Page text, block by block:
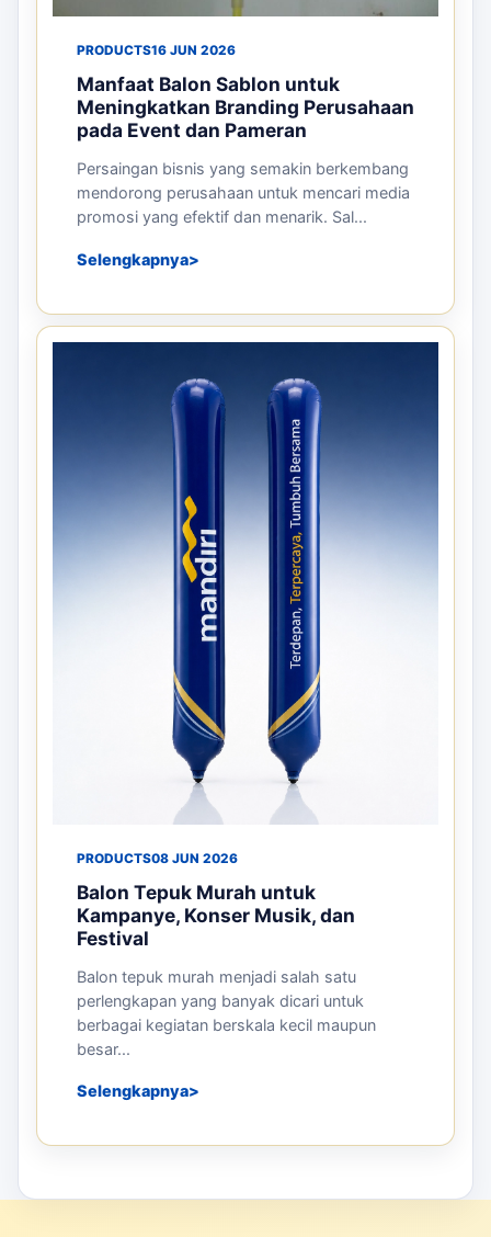
PRODUCTS16 JUN 2026
Manfaat Balon Sablon untuk
Meningkatkan Branding Perusahaan
pada Event dan Pameran
Persaingan bisnis yang semakin berkembang
mendorong perusahaan untuk mencari media
promosi yang efektif dan menarik. Sal...
Selengkapnya
PRODUCTS08 JUN 2026
Balon Tepuk Murah untuk
Kampanye, Konser Musik, dan
Festival
Balon tepuk murah menjadi salah satu
perlengkapan yang banyak dicari untuk
berbagai kegiatan berskala kecil maupun
besar...
Selengkapnya